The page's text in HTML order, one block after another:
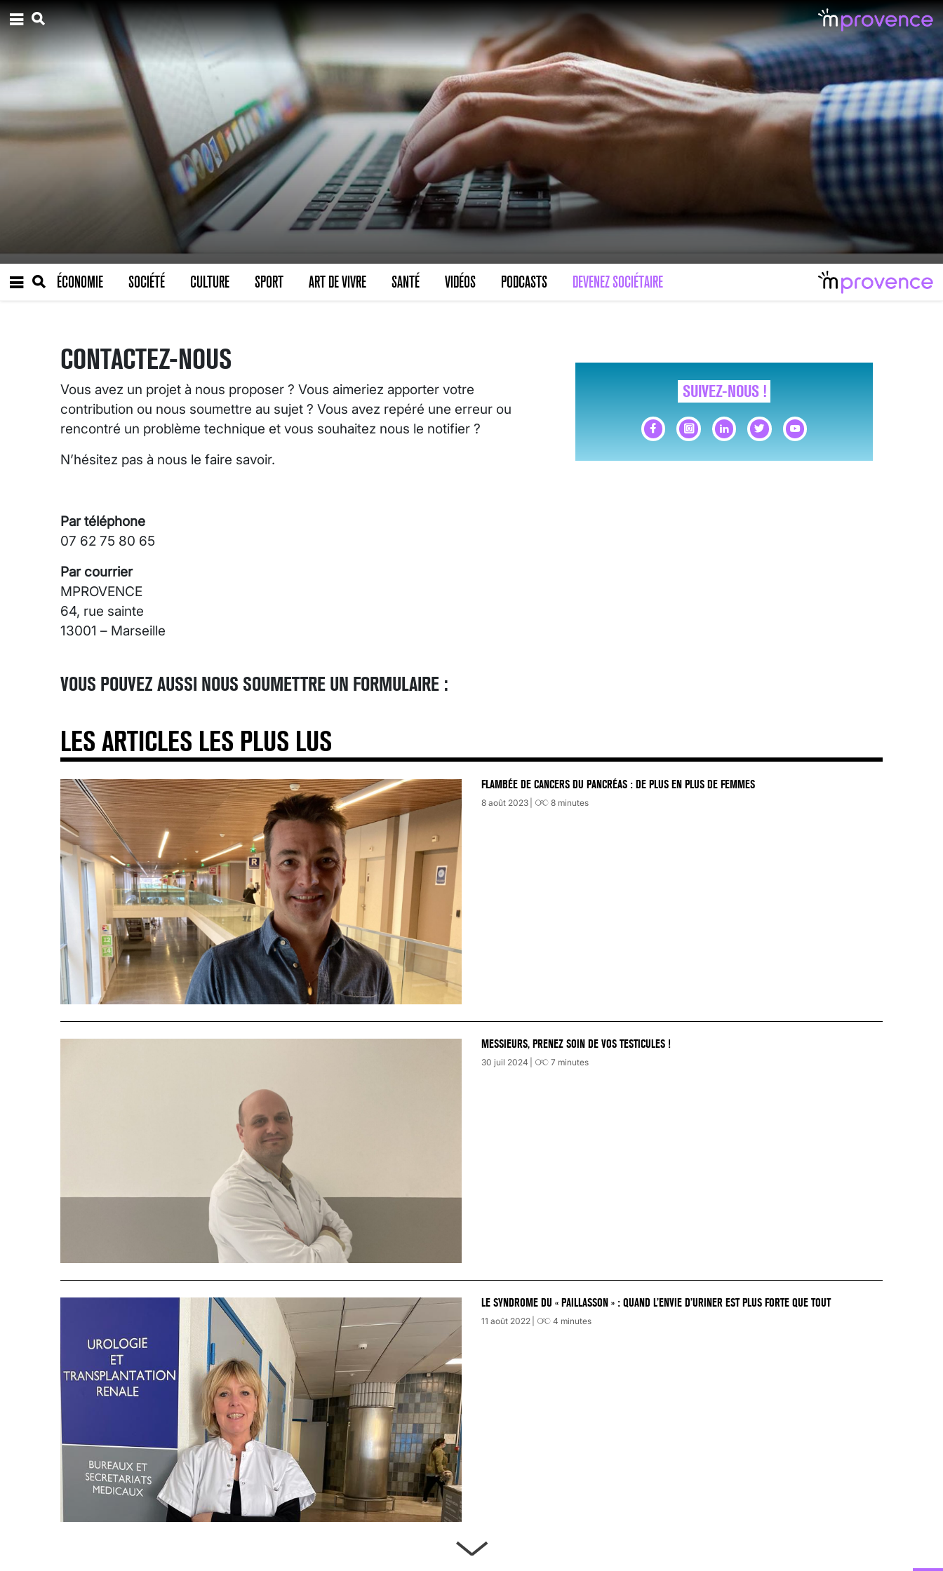
ÉCONOMIE SOCIÉTÉ CULTURE SPORT ART DE VIVRE SANTÉ VIDÉOS PODCASTS DEVENEZ SOCIÉTAIRE
CONTACTEZ-NOUS
Vous avez un projet à nous proposer ? Vous aimeriez apporter votre
contribution ou nous soumettre au sujet ? Vous avez repéré une erreur ou
rencontré un problème technique et vous souhaitez nous le notifier ?
N’hésitez pas à nous le faire savoir.
Par téléphone
07 62 75 80 65
Par courrier
MPROVENCE
64, rue sainte
13001 – Marseille
VOUS POUVEZ AUSSI NOUS SOUMETTRE UN FORMULAIRE :
SUIVEZ-NOUS !
LES ARTICLES LES PLUS LUS
VARICES PELVIENNES : UN REDOUTABLE MAL FÉMININ ENFIN SOIGNÉ !
30 mai 2023 7
SCANNER, IRM, RADIO, ÉCHO : DES IMAGES POUR TOUTES LES MALADIES
18 juil 2022 minutes
FLAMBÉE DE CANCERS DU PANCRÉAS : DE PLUS EN PLUS DE FEMMES
8 août 2023 8 minutes
MESSIEURS, PRENEZ SOIN DE VOS TESTICULES !
30 juil 2024 7 minutes
LE SYNDROME DU « PAILLASSON » : QUAND L’ENVIE D’URINER EST PLUS FORTE QUE TOUT
11 août 2022 4 minutes